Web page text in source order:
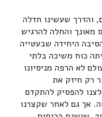
והדרך שעשינו חדלה
מאונך והחלה להרגיש
היחידה שבעטייה
כוח משיכה בלתי
לא הרפה מניסיונו
רק חיזק את
להפסיק להתקדם
אך גם לאחר שקצרנו